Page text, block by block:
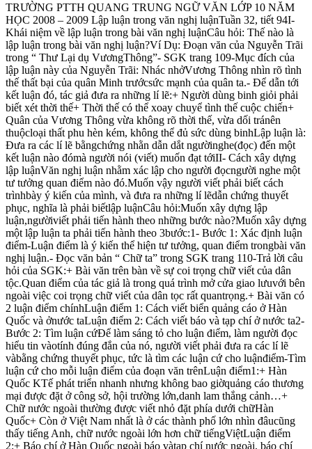
TRƯỜNG PTTH QUANG TRUNG NGỮ VĂN LỚP 10 NĂM
HỌC 2008 – 2009 Lập luận trong văn nghị luậnTuần 32, tiết 94I-
Khái niệm về lập luận trong bài văn nghị luậnCâu hỏi: Thế nào là
lập luận trong bài văn nghị luận?Ví Dụ: Đoạn văn của Nguyễn Trãi
trong “ Thư Lại dụ VươngThông”- SGK trang 109-Mục đích của
lập luận này của Nguyễn Trãi: Nhác nhởVương Thông nhìn rõ tình
thế thất bại của quân Minh trướcsức mạnh của quân ta.- Để dẫn tới
kết luận đó, tác giả đưa ra những lí lẽ:+ Người dùng binh giỏi phải
biết xét thời thế+ Thời thế có thể xoay chuyể tình thế cuộc chiến+
Quân của Vương Thông vừa không rõ thời thế, vừa dối tránên
thuộcloại thất phu hèn kém, không thể đủ sức dùng binhLập luận là:
Đưa ra các lí lẽ bằngchứng nhằn dẫn dắt ngườinghe(đọc) đến một
kết luận nào đómà người nói (viết) muốn đạt tớiII- Cách xây dựng
lập luậnVăn nghị luận nhằm xác lập cho người đọcngười nghe một
tư tưởng quan điểm nào đó.Muốn vậy người viết phải biết cách
trìnhbày ý kiến của mình, và đưa ra những lí lẽdẫn chứng thuyết
phục, nghĩa là phải biếtlập luậnCâu hỏi:Muốn xây dựng lập
luận,ngườiviết phải tiến hành theo những bước nào?Muốn xây dựng
một lập luận ta phải tiến hành theo 3bước:1- Bước 1: Xác định luận
điểm-Luận điểm là ý kiến thể hiện tư tưởng, quan điểm trongbài văn
nghị luận.- Đọc văn bản “ Chữ ta” trong SGK trang 110-Trả lời câu
hỏi của SGK:+ Bài văn trên bàn về sự coi trọng chữ viết của dân
tộc.Quan điểm của tác giả là trong quá trình mở cửa giao lưuvới bên
ngoài việc coi trọng chữ viết của dân tọc rất quantrọng.+ Bài văn có
2 luận điểm chínhLuận điểm 1: Cách viết biển quảng cáo ở Hàn
Quốc và ởnước taLuận điểm 2: Cách viết báo và tạp chí ở nước ta2-
Bước 2: Tìm luận cứĐể làm sáng tỏ cho luận điểm, làm người đọc
hiểu tin vàotính đúng đắn của nó, người viết phải đưa ra các lí lẽ
vàbằng chứng thuyết phục, tức là tìm các luận cứ cho luậnđiểm-Tìm
luận cứ cho mỗi luận điểm của đoạn văn trênLuận điểm1:+ Hàn
Quốc KTế phát triển nhanh nhưng không bao giờquảng cáo thương
mại được đặt ở công sở, hội trường lớn,danh lam thắng cảnh…+
Chữ nước ngoài thường được viết nhỏ đặt phía dưới chữHàn
Quốc+ Còn ở Việt Nam nhất là ở các thành phố lớn nhìn đâucũng
thấy tiếng Anh, chữ nước ngoài lớn hơn chữ tiếngViệtLuận điểm
2:+ Báo chí ở Hàn Quốc ngoài báo vàtạp chí nước ngoài, báo chí